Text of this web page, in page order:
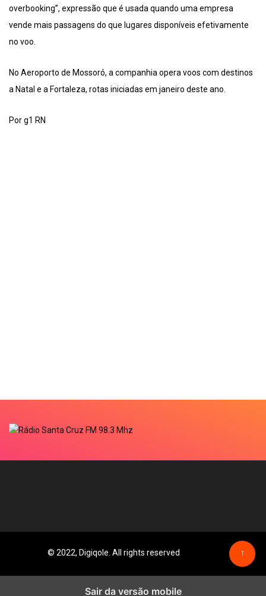
overbooking”, expressão que é usada quando uma empresa
vende mais passagens do que lugares disponíveis efetivamente
no voo.
No Aeroporto de Mossoró, a companhia opera voos com destinos
a Natal e a Fortaleza, rotas iniciadas em janeiro deste ano.
Por g1 RN
© 2022, Digiqole. All rights reserved ↑
Sair da versão mobile